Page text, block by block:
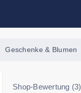
Geschenke & Blumen
Shop-Bewertung (3)